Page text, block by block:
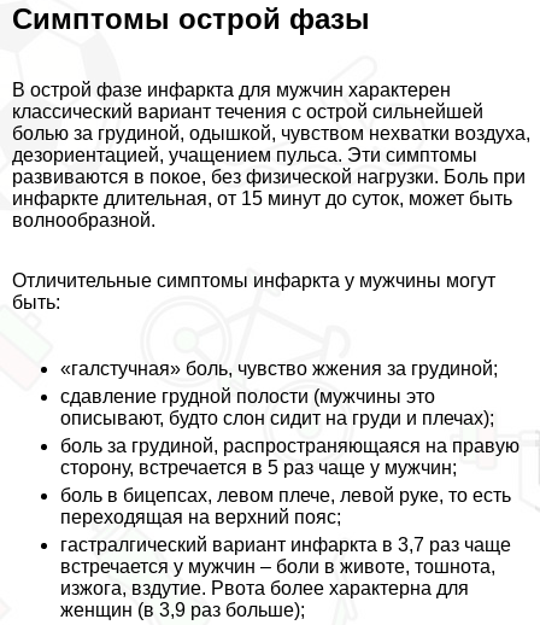
Симптомы острой фазы
В острой фазе инфаркта для мужчин хаpaктерен
классический вариант течения с острой сильнейшей
болью за гpyдиной, одышкой, чувством нехватки воздуха,
дезориентацией, учащением пульса. Эти симптомы
развиваются в покое, без физической нагрузки. Боль при
инфаркте длительная, от 15 минут до суток, может быть
волнообразной.
Отличительные симптомы инфаркта у мужчины могут
быть:
«галстучная» боль, чувство жжения за гpyдиной;
сдавление грудной полости (мужчины это
описывают, будто слон сидит на гpyди и плечах);
боль за гpyдиной, распространяющаяся на правую
сторону, встречается в 5 раз чаще у мужчин;
боль в бицепсах, левом плече, левой руке, то есть
переходящая на верхний пояс;
гастралгический вариант инфаркта в 3,7 раз чаще
встречается у мужчин – боли в животе, тошнота,
изжога, вздутие. Рвота более хаpaктерна для
женщин (в 3,9 раз больше);